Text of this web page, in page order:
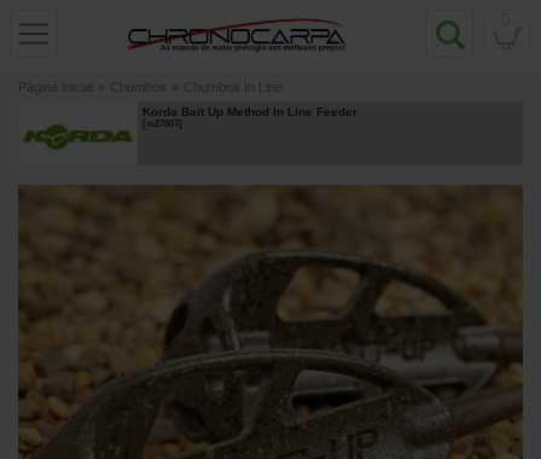
Página inicial » Chumbos » Chumbos In Line
Korda Bait Up Method In Line Feeder
m27607]